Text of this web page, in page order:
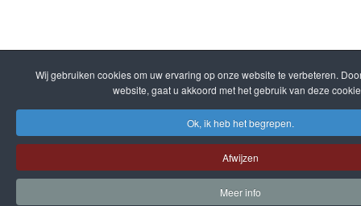
Wij gebruiken cookies om uw ervaring op onze website te verbeteren.
website, gaat u akkoord met het gebruik van deze
Ok, ik heb het begrepen.
Afwijzen
Meer info